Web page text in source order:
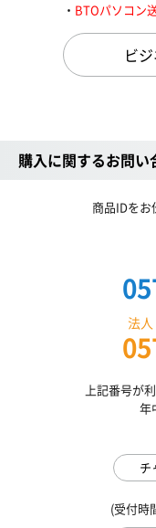
BTOパソコン
ビ
購入に関するお問い
商品IDを
法
上記番号が
年
チ
(受付時